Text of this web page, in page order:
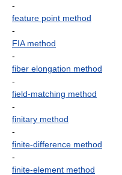
-
feature point method
-
FIA method
-
fiber elongation method
-
field-matching method
-
finitary method
-
finite-difference method
-
finite-element method